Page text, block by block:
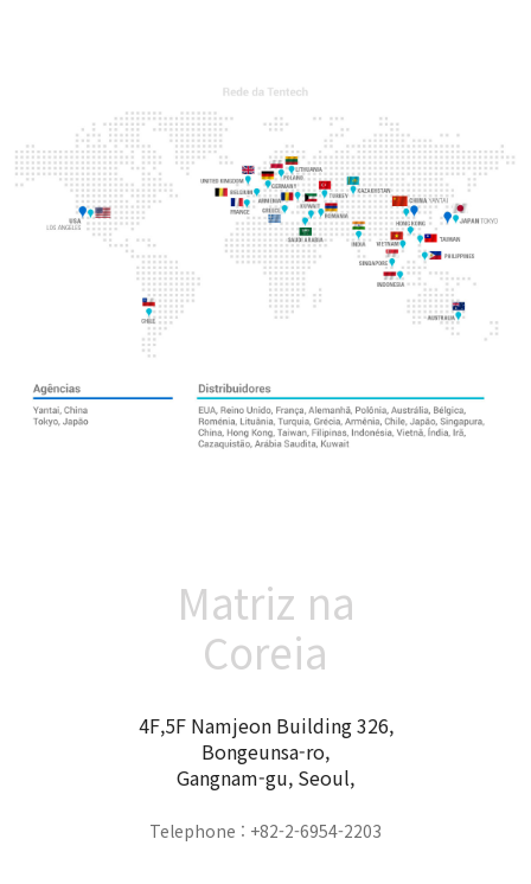
Matriz na
Coreia
4F,5F Namjeon Building 326,
Bongeunsa-ro,
Gangnam-gu, Seoul,
Telephone : +82-2-6954-2203